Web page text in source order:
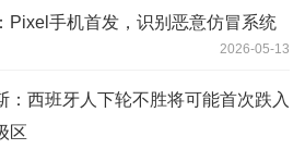
Pixel手机首发，识别恶意仿冒系统
2026-05-13
：西班牙人下轮不胜将可能首次跌入
区